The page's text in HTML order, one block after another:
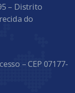
– Distrito
do
– CEP 07177-